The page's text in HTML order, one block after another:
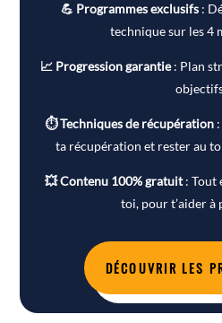
💪 Programmes exclusifs :
technique sur les 4
📈 Progression garantie: Plan
⏱ Techniques de récupération
ta récupération et rester au
💥 Contenu 100% gratuit: Tout
toi, pour t’aider à
DÉCOUVRIR LES